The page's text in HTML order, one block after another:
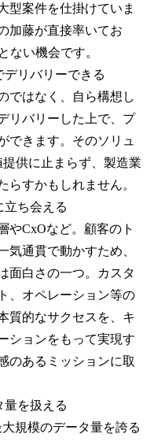
型案件を仕掛けていま
加藤が直接率いてお
ない機会です。
リバリーできる
ではなく、自ら構想し
リバリーした上で、プ
できます。そのソリュ
供に止まらず、製造業
らすかもしれません。
立ち会える
やCxOなど。顧客のト
気通貫で動かすため、
面白さの一つ。カスタ
、オペレーション等の
質的なサクセスを、キ
ションをもって実現す
のあるミッションに取
量を扱える
規模のデータ量を誇る